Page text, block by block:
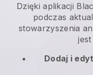
Dzięki aplikacji
podczas
stowarzyszenia
Dodaj i